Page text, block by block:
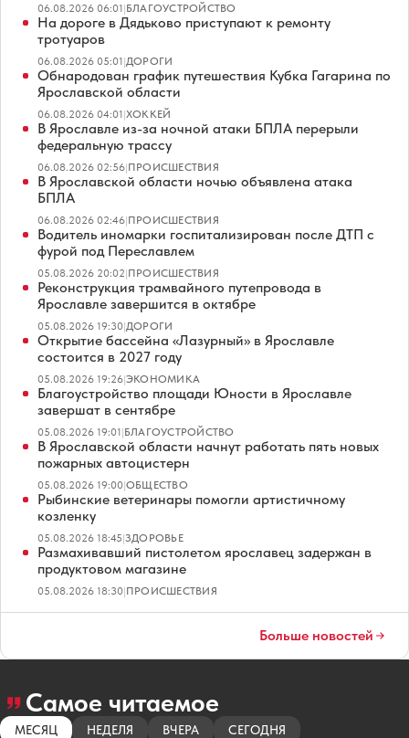
06.08.2026 06:01|БЛАГОУСТРОЙСТВО
На дороге в Дядьково приступают к ремонту
тротуаров
06.08.2026 05:01|ДОРОГИ
Обнародован график путешествия Кубка Гагарина по
Ярославской области
06.08.2026 04:01|ХОККЕЙ
В Ярославле из-за ночной атаки БПЛА перерыли
федеральную трассу
06.08.2026 02:56|ПРОИСШЕСТВИЯ
В Ярославской области ночью объявлена атака
БПЛА
06.08.2026 02:46|ПРОИСШЕСТВИЯ
Водитель иномарки госпитализирован после ДТП с
фурой под Переславлем
05.08.2026 20:02|ПРОИСШЕСТВИЯ
Реконструкция трамвайного путепровода в
Ярославле завершится в октябре
05.08.2026 19:30|ДОРОГИ
Открытие бассейна «Лазурный» в Ярославле
состоится в 2027 году
05.08.2026 19:26|ЭКОНОМИКА
Благоустройство площади Юности в Ярославле
завершат в сентябре
05.08.2026 19:01|БЛАГОУСТРОЙСТВО
В Ярославской области начнут работать пять новых
пожарных автоцистерн
05.08.2026 19:00|ОБЩЕСТВО
Рыбинские ветеринары помогли артистичному
козленку
05.08.2026 18:45|ЗДОРОВЬЕ
Размахивавший пистолетом ярославец задержан в
продуктовом магазине
05.08.2026 18:30|ПРОИСШЕСТВИЯ
Больше новостей
Самое читаемое
МЕСЯЦ НЕДЕЛЯ ВЧЕРА СЕГОДНЯ